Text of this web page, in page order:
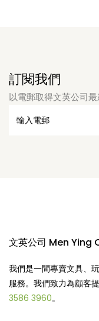
訂閱我們
以電郵取得文英公司
文英公司 Men Ying
我們是一間專賣文具、
服務。我們致力為顧客
3586 3960。